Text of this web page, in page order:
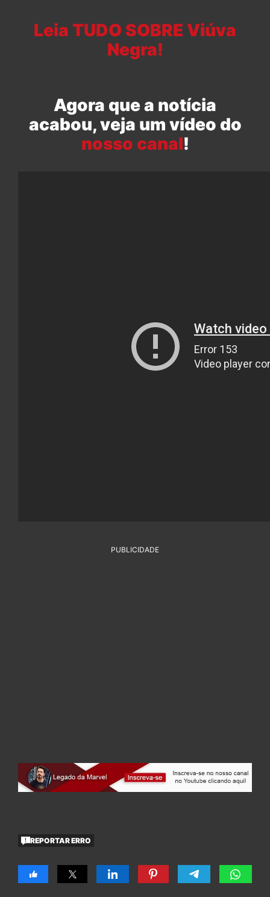
Leia TUDO SOBRE Viúva
Negra!
Agora que a notícia
acabou, veja um vídeo do
nosso canal!
PUBLICIDADE
REPORTAR ERRO